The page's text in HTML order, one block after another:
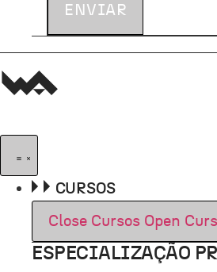
ENVIAR
CURSOS
Close Cursos Open
ESPECIALIZAÇÃO